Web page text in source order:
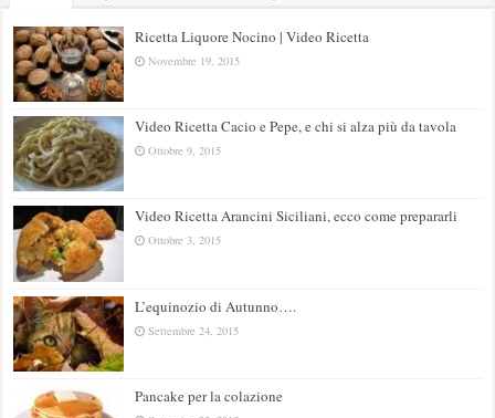
Ricetta Liquore Nocino | Video Ricetta
Novembre 19, 2015
Video Ricetta Cacio e Pepe, e chi si alza più da tavola
Ottobre 9, 2015
Video Ricetta Arancini Siciliani, ecco come prepararli
Ottobre 3, 2015
L’equinozio di Autunno….
Settembre 24, 2015
Pancake per la colazione